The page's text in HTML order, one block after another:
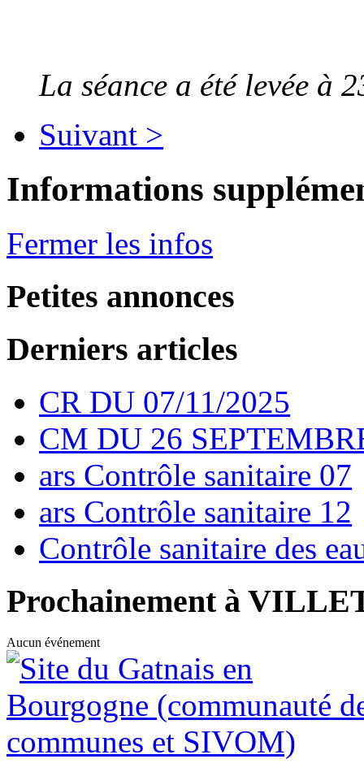
La séance a été levée à
Suivant >
Informations
Fermer les infos
Petites annonces
Derniers articles
CR DU 07/11/2025
CM DU 26
ars Contrôle sanitaire 07
ars Contrôle sanitaire 12
Contrôle sanitaire des
Prochainement à
Aucun événement